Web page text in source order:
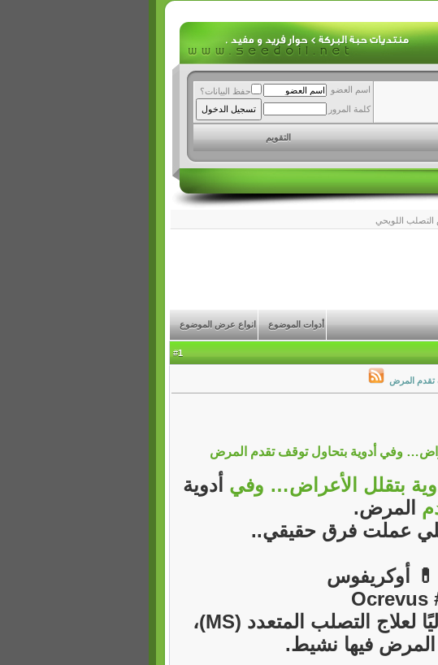
اسم العضو
حفظ البيانات؟
كلمة المرور
التقويم
اللويحي
أدوات الموضوع انواع عرض الموضوع
#
1
تقدم المرض
وفي أدوية بتحاول توقف تقدم المرض
بتقلل الأعراض… وفي أدوية
المرض.
عملت فرق حقيقي..
💊 أوكريفوس
من أقوى وأهم الأدوية المستخدمة حاليًا لعلاج التصلب المتعدد (MS)،
فيها نشيط.